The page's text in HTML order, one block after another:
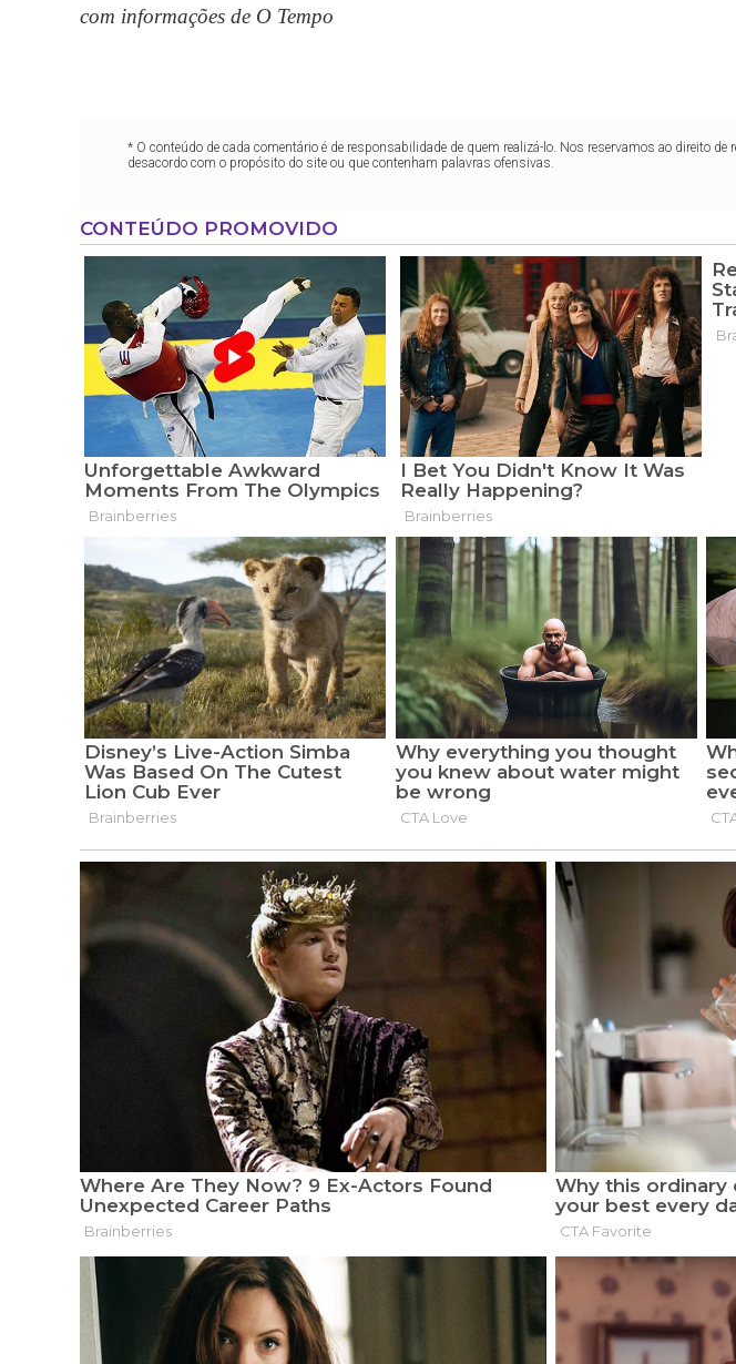
com informações de O Tempo
* O conteúdo de cada comentário é de responsabilidade de quem realizá-lo. Nos reservamos ao direito de
desacordo com o propósito do site ou que contenham palavras ofensivas.